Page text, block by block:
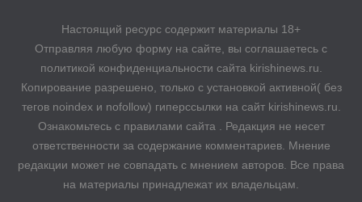
Настоящий ресурс содержит материалы 18+
Отправляя любую форму на сайте, вы соглашаетесь с
политикой конфиденциальности сайта kirishinews.ru.
Копирование разрешено, только с установкой активной( без
тегов noindex и nofollow) гиперссылки на сайт kirishinews.ru.
Ознакомьтесь с правилами сайта . Редакция не несет
ответственности за содержание комментариев. Мнение
редакции может не совпадать с мнением авторов. Все права
на материалы принадлежат их владельцам.